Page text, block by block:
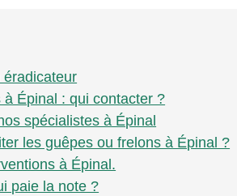
Épinal : qui contacter ?
spécialistes à Épinal
les guêpes ou frelons à Épinal ?
à Épinal.
paie la note ?